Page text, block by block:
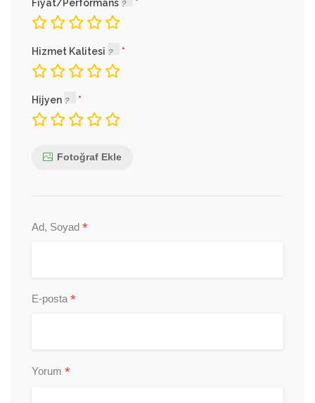
Fiyat/Performans
Hizmet Kalitesi
Hijyen
Fotoğraf Ekle
Ad, Soyad *
E-posta *
Yorum *